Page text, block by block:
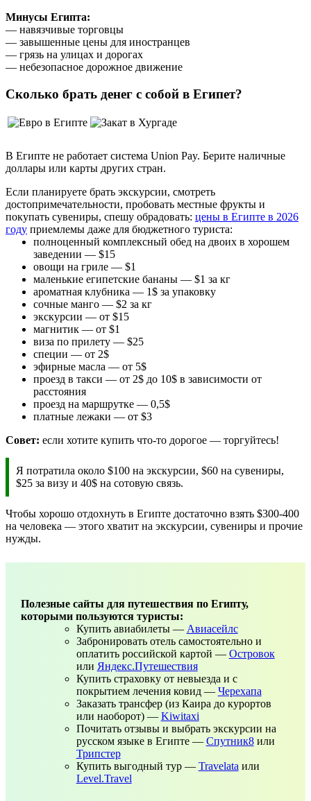
Минусы Египта:
— навязчивые торговцы
— завышенные цены для иностранцев
— грязь на улицах и дорогах
— небезопасное дорожное движение
Сколько брать денег с собой в Египет?
В Египте не работает система Union Pay. Берите наличные
доллары или карты других стран.
Если планируете брать экскурсии, смотреть
достопримечательности, пробовать местные фрукты и
покупать сувениры, спешу обрадовать: цены в Египте в 2026
году приемлемы даже для бюджетного туриста:
полноценный комплексный обед на двоих в хорошем
заведении — $15
овощи на гриле — $1
маленькие египетские бананы — $1 за кг
ароматная клубника — 1$ за упаковку
сочные манго — $2 за кг
экскурсии — от $15
магнитик — от $1
виза по прилету — $25
специи — от 2$
эфирные масла — от 5$
проезд в такси — от 2$ до 10$ в зависимости от
расстояния
проезд на маршрутке — 0,5$
платные лежаки — от $3
Совет: если хотите купить что-то дорогое — торгуйтесь!
Я потратила около $100 на экскурсии, $60 на сувениры,
$25 за визу и 40$ на сотовую связь.
Чтобы хорошо отдохнуть в Египте достаточно взять $300-400
на человека — этого хватит на экскурсии, сувениры и прочие
нужды.
Полезные сайты для путешествия по Египту,
которыми пользуются туристы:
Купить авиабилеты — Авиасейлс
Забронировать отель самостоятельно и
оплатить российской картой — Островок
или Яндекс.Путешествия
Купить страховку от невыезда и с
покрытием лечения ковид — Черехапа
Заказать трансфер (из Каира до курортов
или наоборот) — Kiwitaxi
Почитать отзывы и выбрать экскурсии на
русском языке в Египте — Спутник8или
Трипстер
Купить выгодный тур — Travelataили
Level.Travel